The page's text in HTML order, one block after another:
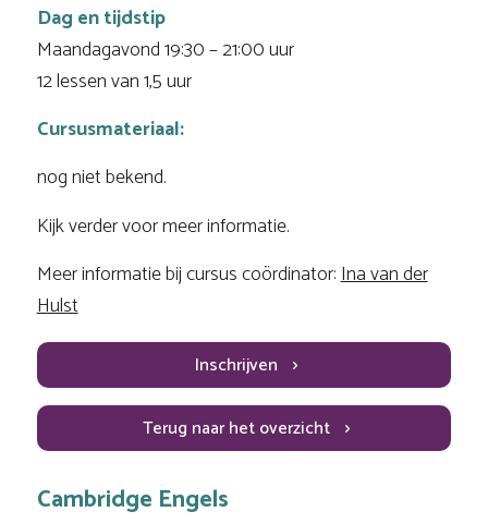
Dag en tijdstip
Maandagavond 19:30 – 21:00 uur
12 lessen van 1,5 uur
Cursusmateriaal:
nog niet bekend.
Kijk verder voor meer informatie.
Meer informatie bij cursus coördinator:Ina van der
Hulst
Inschrijven
Terug naar het overzicht
Cambridge Engels